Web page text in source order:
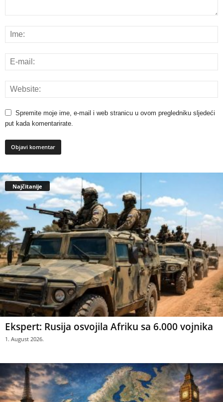
Spremite moje ime, e-mail i web stranicu u ovom pregledniku sljedeći
put kada komentarirate.
Najčitanije
Ekspert: Rusija osvojila Afriku sa 6.000 vojnika
1. August 2026.